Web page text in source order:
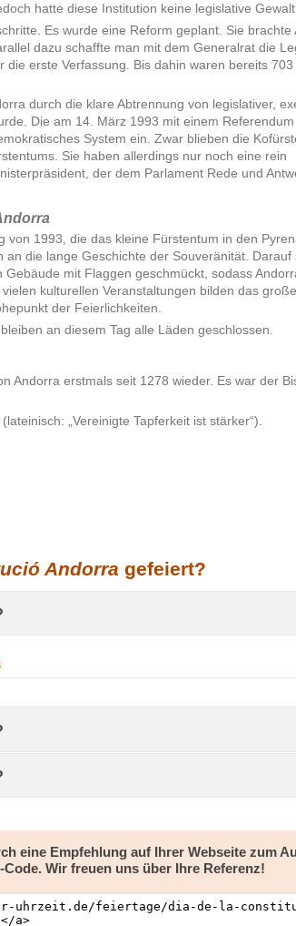
hatte diese Institution keine legislative Gewalt.
Es wurde eine Reform geplant. Sie brachte
dazu schaffte man mit dem Generalrat die
erste Verfassung. Bis dahin waren bereits
durch die klare Abtrennung von legislativer,
Die am 14. März 1993 mit einem Referendum
System ein. Zwar blieben die
Sie haben allerdings nur noch eine rein
der dem Parlament Rede und
1993, die das kleine Fürstentum in den
die lange Geschichte der Souveränität. Darauf
mit Flaggen geschmückt, sodass
kulturellen Veranstaltungen bilden das
der Feierlichkeiten.
an diesem Tag alle Läden geschlossen.
Andorra erstmals seit 1278 wieder. Es war der
„Vereinigte Tapferkeit ist stärker“).
Andorra gefeiert?
eine Empfehlung auf Ihrer Webseite zum
Wir freuen uns über Ihre Referenz!